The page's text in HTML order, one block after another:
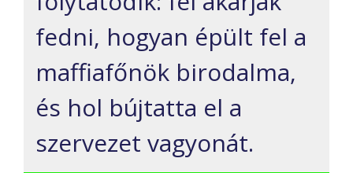
fedni, hogyan épült fel a
maffiafőnök birodalma,
és hol bújtatta el a
szervezet vagyonát.